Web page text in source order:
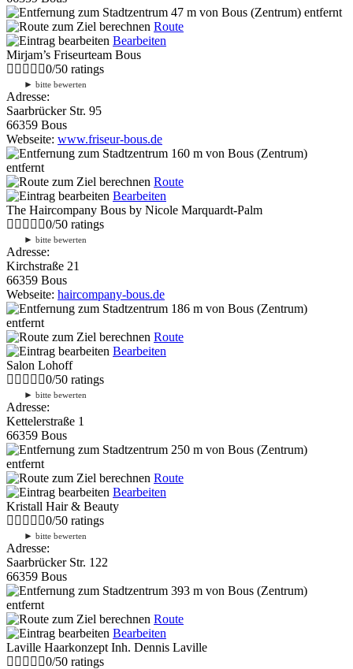
47 m von Bous (Zentrum) entfernt
Route
Bearbeiten
Mirjam’s Friseurteam Bous
0/50 ratings
► bitte bewerten
Adresse:
Saarbrücker Str. 95
66359 Bous
Webseite: www.friseur-bous.de
160 m von Bous (Zentrum)
entfernt
Route
Bearbeiten
The Haircompany Bous by Nicole Marquardt-Palm
0/50 ratings
► bitte bewerten
Adresse:
Kirchstraße 21
66359 Bous
Webseite: haircompany-bous.de
186 m von Bous (Zentrum)
entfernt
Route
Bearbeiten
Salon Lohoff
0/50 ratings
► bitte bewerten
Adresse:
Kettelerstraße 1
66359 Bous
250 m von Bous (Zentrum)
entfernt
Route
Bearbeiten
Kristall Hair & Beauty
0/50 ratings
► bitte bewerten
Adresse:
Saarbrücker Str. 122
66359 Bous
393 m von Bous (Zentrum)
entfernt
Route
Bearbeiten
Laville Haarkonzept Inh. Dennis Laville
0/50 ratings